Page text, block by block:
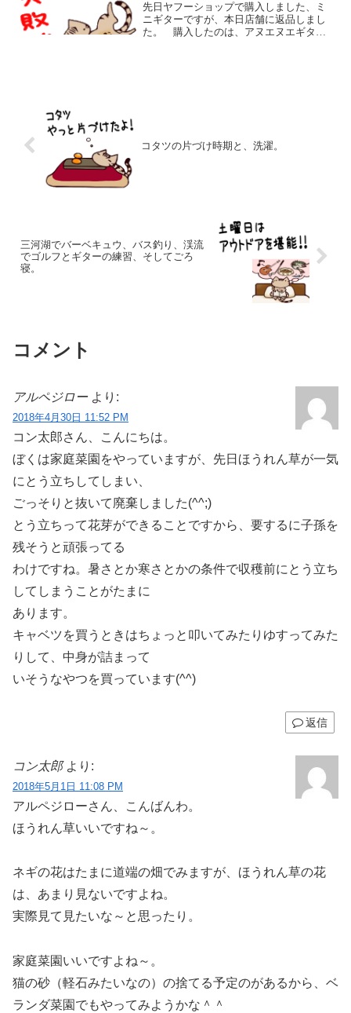
先日ヤフーショップで購入しました、ミ
ニギターですが、本日店舗に返品しまし
た。 購入したのは、アヌエヌエギター
コタツの片づけ時期と、洗濯。
三河湖でバーベキュウ、バス釣り、渓流
でゴルフとギターの練習、そしてごろ
寝。
コメント
アルペジロー より:
2018年4月30日 11:52 PM
コン太郎さん、こんにちは。
ぼくは家庭菜園をやっていますが、先日ほうれん草が一気
にとう立ちしてしまい、
ごっそりと抜いて廃棄しました(^^;)
とう立ちって花芽ができることですから、要するに子孫を
残そうと頑張ってる
わけですね。暑さとか寒さとかの条件で収穫前にとう立ち
してしまうことがたまに
あります。
キャベツを買うときはちょっと叩いてみたりゆすってみた
りして、中身が詰まって
いそうなやつを買っています(^^)
返信
コン太郎 より:
2018年5月1日 11:08 PM
アルペジローさん、こんばんわ。
ほうれん草いいですね～。
ネギの花はたまに道端の畑でみますが、ほうれん草の花
は、あまり見ないですよね。
実際見て見たいな～と思ったり。
家庭菜園いいですよね～。
猫の砂（軽石みたいなの）の捨てる予定のがあるから、ベ
ランダ菜園でもやってみようかな＾＾